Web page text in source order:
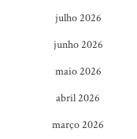
julho 2026
junho 2026
maio 2026
abril 2026
março 2026